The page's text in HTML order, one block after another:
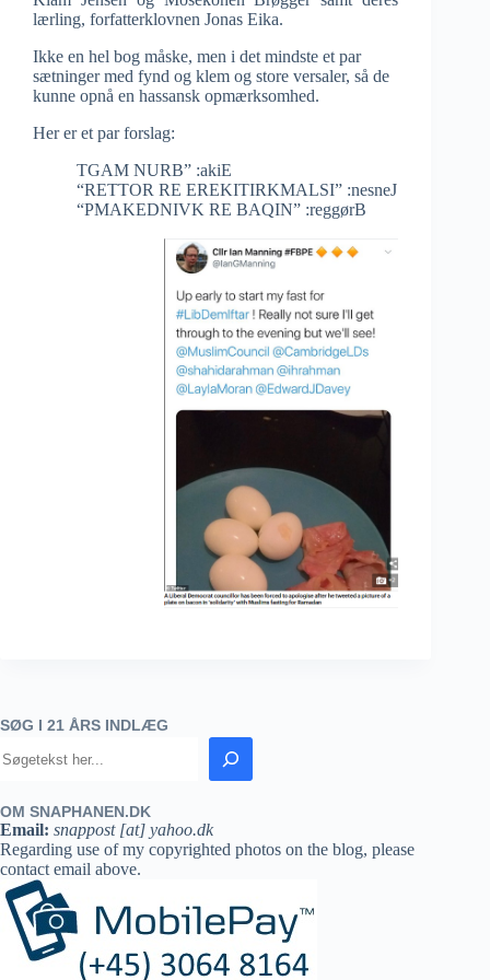
lærling, forfatterklovnen Jonas Eika.
Ikke en hel bog måske, men i det mindste et par
sætninger med fynd og klem og store versaler, så de
kunne opnå en hassansk opmærksomhed.
Her er et par forslag:
TGAM NURB” :akiE
“RETTOR RE EREKITIRKMALSI” :nesneJ
“PMAKEDNIVK RE BAQIN” :reggørB
SØG I 21 ÅRS INDLÆG
OM SNAPHANEN.DK
Email: snappost [at] yahoo.dk
Regarding use of my copyrighted photos on the blog, please
contact email above.